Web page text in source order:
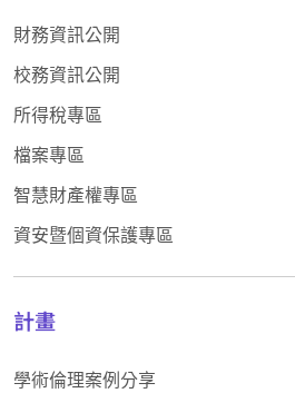
財務資訊公開
校務資訊公開
所得稅專區
檔案專區
智慧財產權專區
資安暨個資保護專區
計畫
學術倫理案例分享